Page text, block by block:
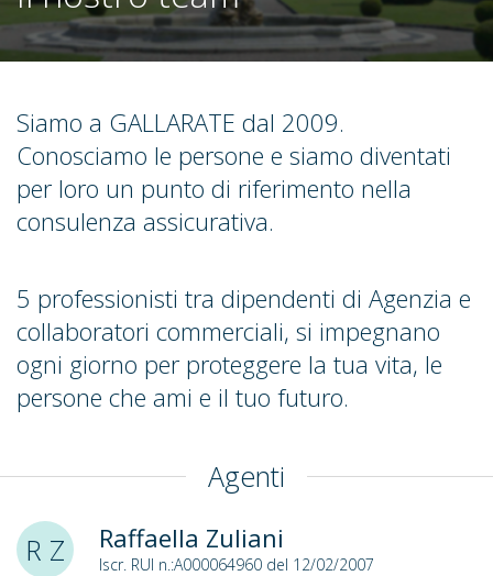
Siamo a GALLARATE dal 2009.
Conosciamo le persone e siamo diventati
per loro un punto di riferimento nella
consulenza assicurativa.
5 professionisti tra dipendenti di Agenzia e
collaboratori commerciali, si impegnano
ogni giorno per proteggere la tua vita, le
persone che ami e il tuo futuro.
Agenti
R Z
Raffaella Zuliani
Iscr. RUI n.:A000064960 del 12/02/2007